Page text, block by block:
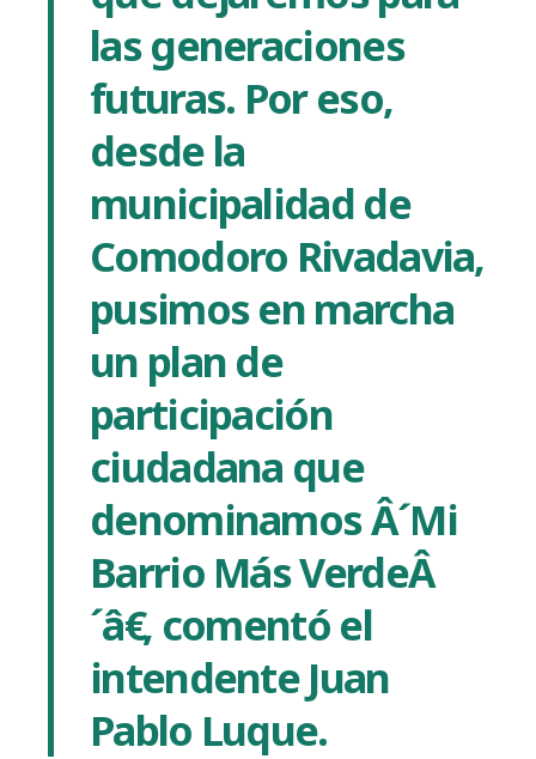
las generaciones
futuras. Por eso,
desde la
municipalidad de
Comodoro Rivadavia,
pusimos en marcha
un plan de
participación
ciudadana que
denominamos Â´Mi
Barrio Más VerdeÂ
´â€, comentó el
intendente Juan
Pablo Luque.